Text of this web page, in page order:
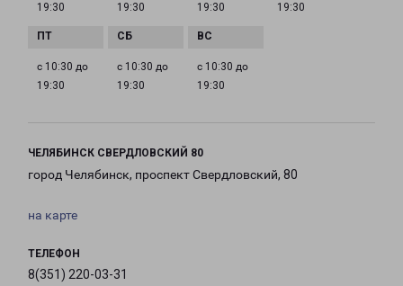
19:30
19:30
19:30
19:30
с 10:30 до
19:30
с 10:30 до
19:30
с 10:30 до
19:30
ЧЕЛЯБИНСК СВЕРДЛОВСКИЙ 80
город Челябинск, проспект Свердловский, 80
на карте
ТЕЛЕФОН
8(351) 220-03-31